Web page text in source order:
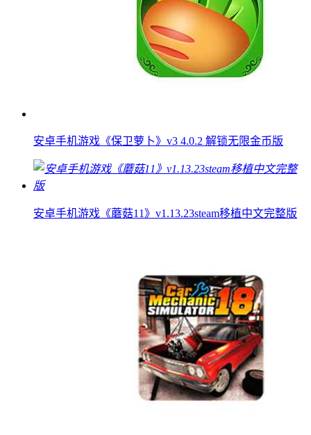
安卓手机游戏《保卫萝卜》v3 4.0.2 解锁无限金币版
安卓手机游戏《蘑菇11》v1.13.23steam移植中文完整版